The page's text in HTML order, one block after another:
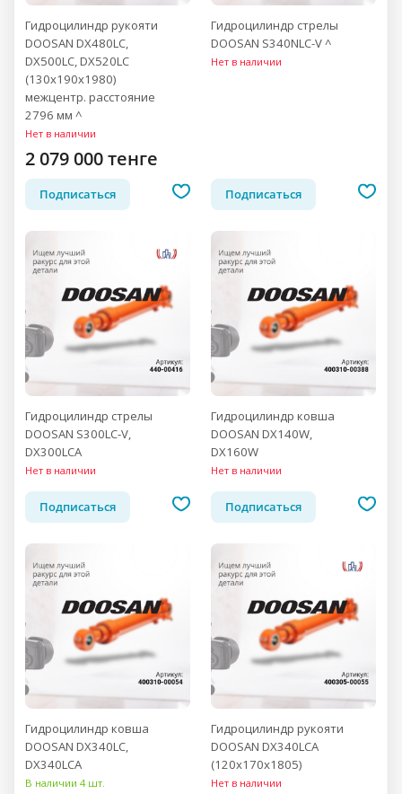
Гидроцилиндр рукояти
DOOSAN DX480LC,
DX500LC, DX520LC
(130x190x1980)
межцентр. расстояние
2796 мм ^
Нет в наличии
2 079 000 тенге
Подписаться
Гидроцилиндр стрелы
DOOSAN S340NLC-V ^
Нет в наличии
Подписаться
Гидроцилиндр стрелы
DOOSAN S300LC-V,
DX300LCA
Нет в наличии
Подписаться
Гидроцилиндр ковша
DOOSAN DX140W,
DX160W
Нет в наличии
Подписаться
Гидроцилиндр ковша
DOOSAN DX340LC,
DX340LCA
В наличии 4 шт.
Гидроцилиндр рукояти
DOOSAN DX340LCA
(120x170x1805)
Нет в наличии